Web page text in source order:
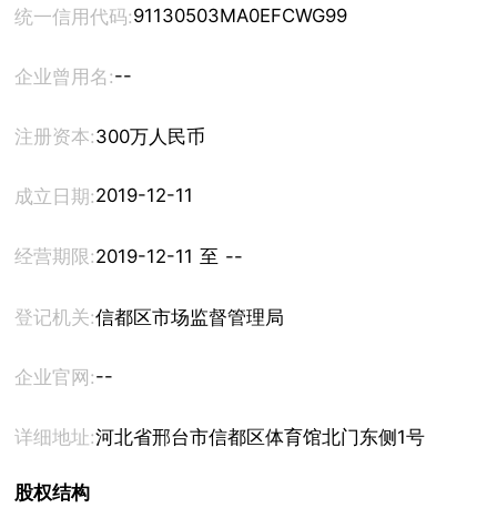
统一信用代码:91130503MA0EFCWG99
企业曾用名:--
注册资本:300万人民币
成立日期:2019-12-11
经营期限: 2019-12-11 至 --
登记机关:信都区市场监督管理局
企业官网:--
详细地址:河北省邢台市信都区体育馆北门东侧1号
股权结构